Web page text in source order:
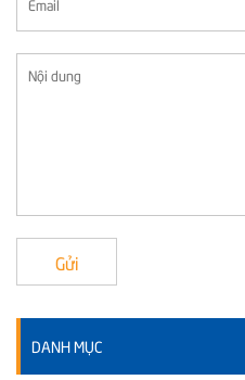
Gửi
DANH MỤC